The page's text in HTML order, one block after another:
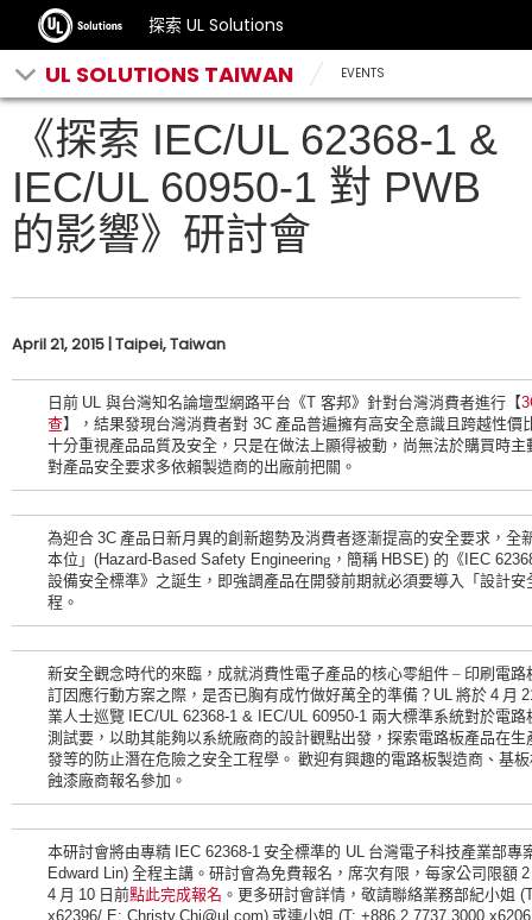
探索 UL Solutions
UL SOLUTIONS TAIWAN EVENTS
《探索 IEC/UL 62368-1 &
IEC/UL 60950-1 對 PWB
的影響》研討會
April 21, 2015 | Taipei, Taiwan
日前 UL 與台灣知名論壇型網路平台《T 客邦》針對台灣消費者進行【
查】，結果發現台灣消費者對 3C 產品普遍擁有高安全意識且跨越性價
十分重視產品品質及安全，只是在做法上顯得被動，尚無法於購買時
對產品安全要求多依賴製造商的出廠前把關。
為迎合 3C 產品日新月異的創新趨勢及消費者逐漸提高的安全要求，全
本位」 (Hazard-Based Safety Engineering，簡稱 HBSE) 的《 IEC
設備安全標準》之誕生，即強調產品在開發前期就必須要導入「設計
程。
新安全觀念時代的來臨，成就消費性電子產品的核心零組件 – 印刷電
訂因應行動方案之際，是否已胸有成竹做好萬全的準備？ UL 將於 4 月
業人士巡覽 IEC/UL 62368-1 & IEC/UL 60950-1 兩大標準系統對於電
測試要，以助其能夠以系統廠商的設計觀點出發，探索電路板產品在
發等的防止潛在危險之安全工程學。 歡迎有興趣的電路板製造商、基
蝕漆廠商報名參加。
本研討會將由專精 IEC 62368-1 安全標準的 UL 台灣電子科技產業部專
Edward Lin) 全程主講。研討會為免費報名，席次有限，每家公司限額 2
4 月 10 日前點此完成報名 。更多研討會詳情，敬請聯絡業務部紀小姐
x62396/ E: Christy.Chi@ul.com) 或連小姐 (T: +886.2.7737.3000